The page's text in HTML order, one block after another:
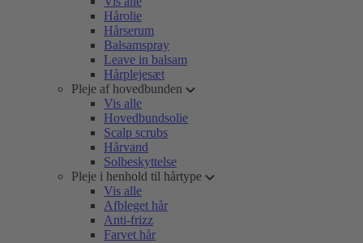
Hårolie
Hårserum
Balsamspray
Leave in balsam
Hårplejesæt
Pleje af hovedbunden
Vis alle
Hovedbundsolie
Scalp scrubs
Hårvand
Solbeskyttelse
Pleje i henhold til hårtype
Vis alle
Afbleget hår
Anti-frizz
Farvet hår